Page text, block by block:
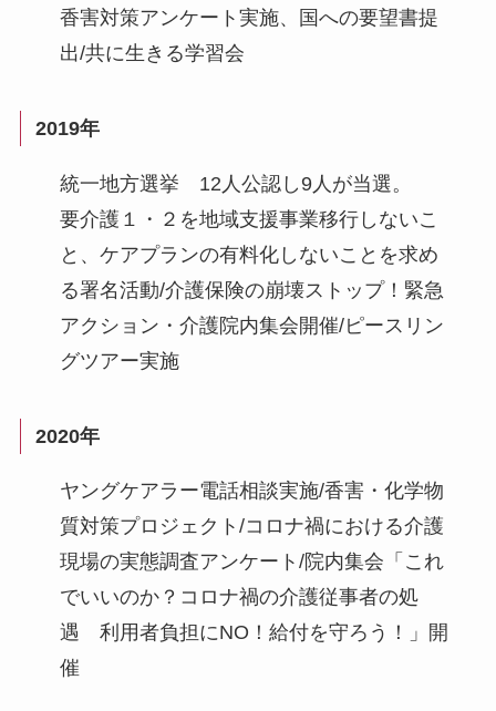
香害対策アンケート実施、国への要望書提
出/共に生きる学習会
2019年
統一地方選挙 12人公認し9人が当選。
要介護１・２を地域支援事業移行しないこ
と、ケアプランの有料化しないことを求め
る署名活動/介護保険の崩壊ストップ！緊急
アクション・介護院内集会開催/ピースリン
グツアー実施
2020年
ヤングケアラー電話相談実施/香害・化学物
質対策プロジェクト/コロナ禍における介護
現場の実態調査アンケート/院内集会「これ
でいいのか？コロナ禍の介護従事者の処
遇 利用者負担にNO！給付を守ろう！」開
催